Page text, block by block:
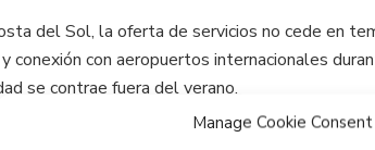
Manage Cookie Consent
del Sol, la oferta de servicios no cede en
conexión con aeropuertos internacionales
se contrae fuera del verano.
Las ciudades costeras mediterráneas